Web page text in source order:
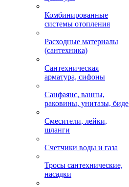
Комбинированные
системы отопления
Расходные материалы
(сантехника)
Сантехническая
арматура, сифоны
Санфаянс, ванны,
раковины, унитазы, биде
Смесители, лейки,
шланги
Счетчики воды и газа
Тросы сантехнические,
насадки